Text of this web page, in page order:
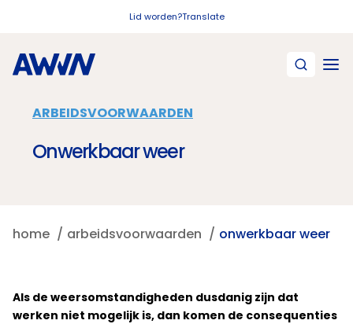
Lid worden?Translate
ARBEIDSVOORWAARDEN
Onwerkbaar weer
home arbeidsvoorwaarden onwerkbaar weer
Als de weersomstandigheden dusdanig zijn dat
werken niet mogelijk is, dan komen de consequenties